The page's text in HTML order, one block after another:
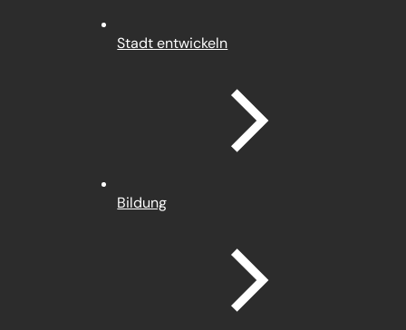
Stadt entwickeln
Bildung